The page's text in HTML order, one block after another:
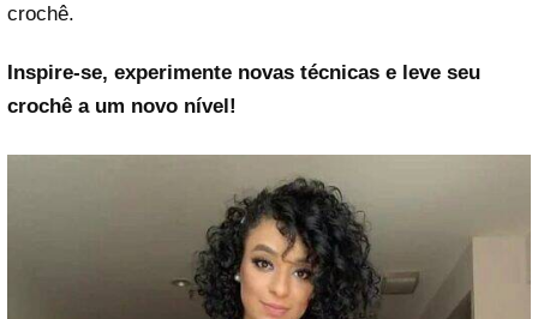
crochê.
Inspire-se, experimente novas técnicas e leve seu
crochê a um novo nível!